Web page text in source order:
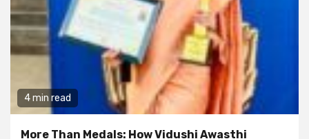
4 min read
More Than Medals: How Vidushi Awasthi